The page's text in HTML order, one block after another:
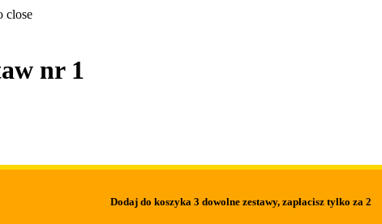
close
nr 1
Dodaj do koszyka 3 dowolne zestawy, zapłacisz tylko za 2